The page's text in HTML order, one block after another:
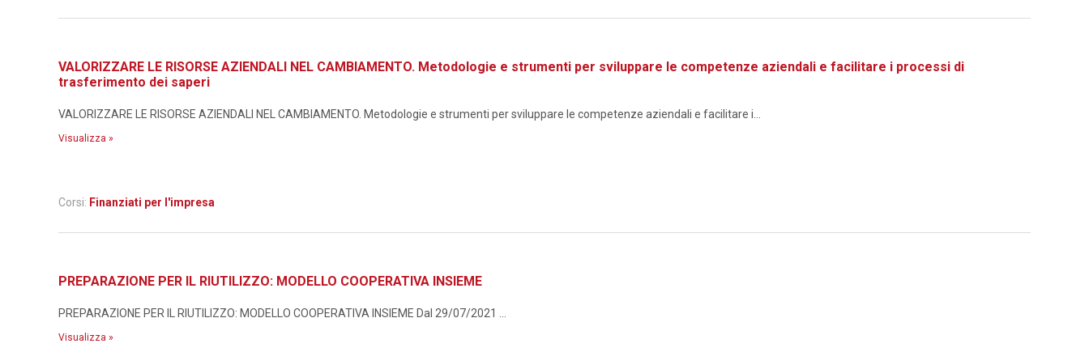
VALORIZZARE LE RISORSE AZIENDALI NEL CAMBIAMENTO. Metodologie e strumenti per sviluppare le competenze aziendali e facilitare i processi di
trasferimento dei saperi
VALORIZZARE LE RISORSE AZIENDALI NEL CAMBIAMENTO. Metodologie e strumenti per sviluppare le competenze aziendali e facilitare i...
Visualizza »
Corsi: Finanziati per l'impresa
PREPARAZIONE PER IL RIUTILIZZO: MODELLO COOPERATIVA INSIEME
PREPARAZIONE PER IL RIUTILIZZO: MODELLO COOPERATIVA INSIEME Dal 29/07/2021 ...
Visualizza »